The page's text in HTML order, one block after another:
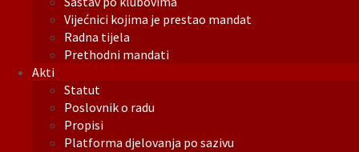
Vijećnici kojima je prestao mandat
Radna tijela
Prethodni mandati
Akti
Statut
Poslovnik o radu
Propisi
Platforma djelovanja po sazivu